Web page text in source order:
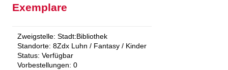
Exemplare
Zweigstelle: Stadt:Bibliothek
Standorte: 8Zdx Luhn / Fantasy / Kinder
Status: Verfügbar
Vorbestellungen: 0